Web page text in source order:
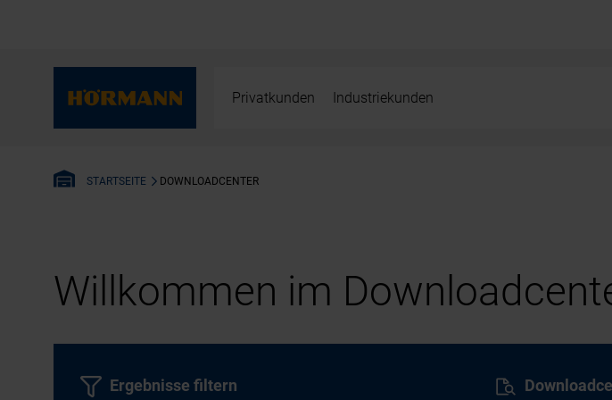
Privatkunden Industriekunden
STARTSEITE DOWNLOADCENTER
Willkommen im
Ergebnisse filtern